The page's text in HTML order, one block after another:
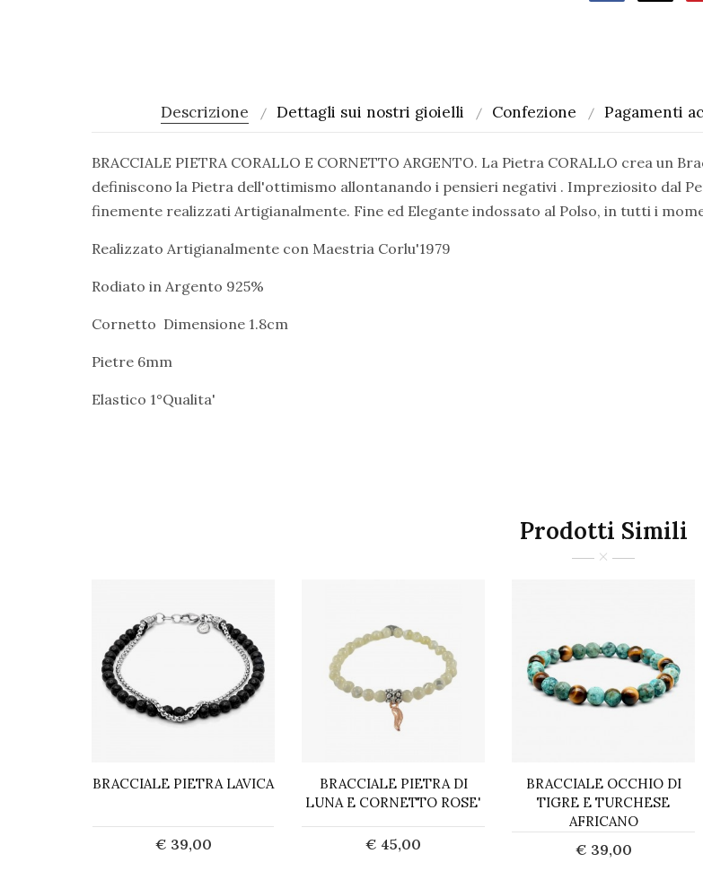
Descrizione Dettagli sui nostri gioielli Confezione Pagamenti
BRACCIALE PIETRA CORALLO E CORNETTO ARGENTO. La Pietra CORALLO crea
definiscono la Pietra dell'ottimismo allontanando i pensieri negativi . Impreziosito dal
finemente realizzati Artigianalmente. Fine ed Elegante indossato al Polso, in tutti i
Realizzato Artigianalmente con Maestria Corlu'1979
Rodiato in Argento 925%
Cornetto Dimensione 1.8cm
Pietre 6mm
Elastico 1°Qualita'
Prodotti Simili
BRACCIALE PIETRA LAVICA
€ 39,00
BRACCIALE PIETRA DI
LUNA E CORNETTO ROSE'
€ 45,00
BRACCIALE OCCHIO DI
TIGRE E TURCHESE
AFRICANO
€ 39,00